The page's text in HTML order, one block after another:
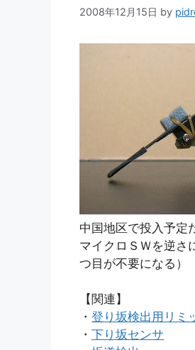
2008年12月15日 by
中国地区で投入予定
マイクロＳＷを逆さ
つ目が不要になる）
【関連】
・ 登り坂検出用リミ
・ 下り坂センサ